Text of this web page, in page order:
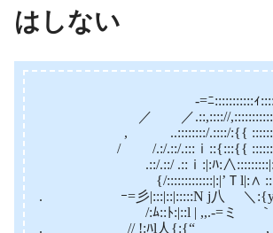
はしない
-=ﾆ:::::::::::ｨ::::::.ヽ:
／ ／.::,:::://,:::::::::::::V:
, ..::::::::/.::::/:{{ ::::::::::::::
/ /.:/.::/.:::ｉ::{:::{{ :::::::::ｉ
.::/.::/ .::ｉ:|:ﾊ
{/:::::::::::::|:|’Ｔl|:∧ :::::|::::ｲ
. ｰ=彡|:::|::|:::::N j八 ＼:{y j// j
/:ﾑ::ﾄ:|::l | ,,.-=ミ ｀ ,ｨ＝
. // !:ﾊl人{:{“ , /’ }